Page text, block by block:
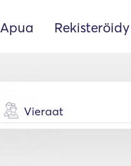
Apua Rekisteröidy
Vieraat